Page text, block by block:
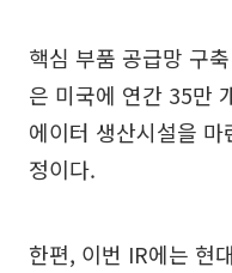
핵심 부품 공급망 구
은 미국에 연간 35만
에이터 생산시설을
정이다.
한편, 이번 IR에는 현